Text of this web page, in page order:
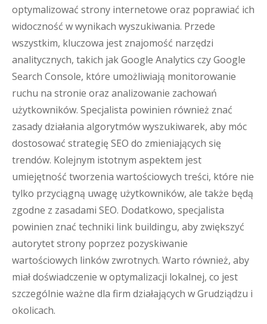
optymalizować strony internetowe oraz poprawiać ich
widoczność w wynikach wyszukiwania. Przede
wszystkim, kluczowa jest znajomość narzędzi
analitycznych, takich jak Google Analytics czy Google
Search Console, które umożliwiają monitorowanie
ruchu na stronie oraz analizowanie zachowań
użytkowników. Specjalista powinien również znać
zasady działania algorytmów wyszukiwarek, aby móc
dostosować strategię SEO do zmieniających się
trendów. Kolejnym istotnym aspektem jest
umiejętność tworzenia wartościowych treści, które nie
tylko przyciągną uwagę użytkowników, ale także będą
zgodne z zasadami SEO. Dodatkowo, specjalista
powinien znać techniki link buildingu, aby zwiększyć
autorytet strony poprzez pozyskiwanie
wartościowych linków zwrotnych. Warto również, aby
miał doświadczenie w optymalizacji lokalnej, co jest
szczególnie ważne dla firm działających w Grudziądzu i
okolicach.